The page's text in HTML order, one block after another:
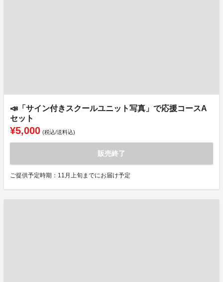
📣「サイン付きスクールユニット写真」で応援コースA
セット
¥5,000 (税込/送料込)
販売終了
ご提供予定時期：11月上旬までにお届け予定